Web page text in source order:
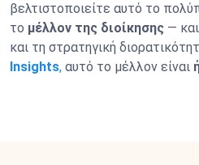
βελτιστοποιείτε αυτό το
το μέλλον της διοίκησης —
και τη στρατηγική
Insights, αυτό το μέλλον είναι